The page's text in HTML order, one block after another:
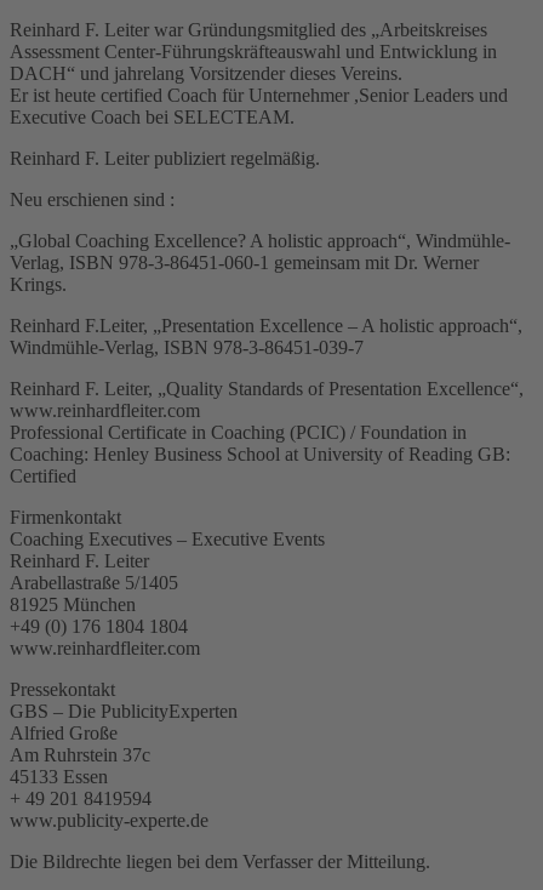
Reinhard F. Leiter war Gründungsmitglied des „Arbeitskreises
Assessment Center-Führungskräfteauswahl und Entwicklung in
DACH“ und jahrelang Vorsitzender dieses Vereins.
Er ist heute certified Coach für Unternehmer ,Senior Leaders und
Executive Coach bei SELECTEAM.
Reinhard F. Leiter publiziert regelmäßig.
Neu erschienen sind :
„Global Coaching Excellence? A holistic approach“, Windmühle-
Verlag, ISBN 978-3-86451-060-1 gemeinsam mit Dr. Werner
Krings.
Reinhard F.Leiter, „Presentation Excellence – A holistic approach“,
Windmühle-Verlag, ISBN 978-3-86451-039-7
Reinhard F. Leiter, „Quality Standards of Presentation Excellence“,
www.reinhardfleiter.com
Professional Certificate in Coaching (PCIC) / Foundation in
Coaching: Henley Business School at University of Reading GB:
Certified
Firmenkontakt
Coaching Executives – Executive Events
Reinhard F. Leiter
Arabellastraße 5/1405
81925 München
+49 (0) 176 1804 1804
www.reinhardfleiter.com
Pressekontakt
GBS – Die PublicityExperten
Alfried Große
Am Ruhrstein 37c
45133 Essen
+ 49 201 8419594
www.publicity-experte.de
Die Bildrechte liegen bei dem Verfasser der Mitteilung.